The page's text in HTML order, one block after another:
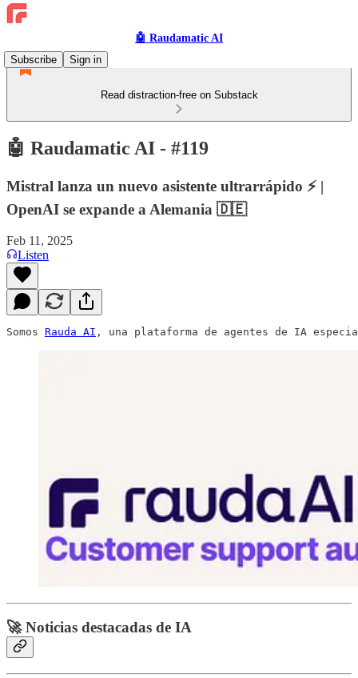
🤖 Raudamatic AI
Subscribe
Sign in
Read distraction-free on Substack
🤖 Raudamatic AI - #119
Mistral lanza un nuevo asistente ultrarrápido ⚡️ |
OpenAI se expande a Alemania 🇩🇪
Feb 11, 2025
Listen
Somos Rauda AI , una plataforma de agentes de IA
🚀 Noticias destacadas de IA